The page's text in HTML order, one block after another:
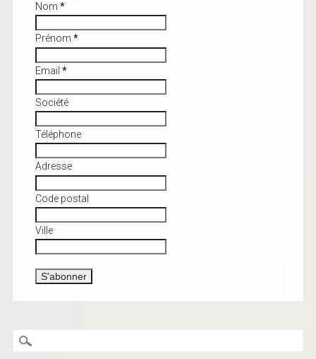
Nom *
Prénom *
Email *
Société
Téléphone
Adresse
Code postal
Ville